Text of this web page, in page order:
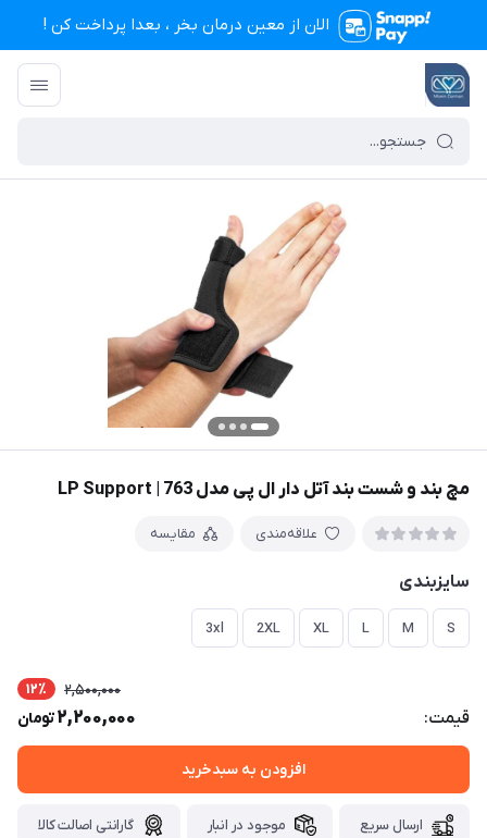
الان از معین درمان بخر ، بعدا پرداخت کن !
تجهیزات پزشکی معین درمان
مچ بند و شست بند آتل دار ال پی مدل 763 | LP Support
علاقه‌مندی مقایسه
سایزبندی
S
M
L
XL
2XL
3xl
قیمت:
2,500,000 12٪
2,200,000تومان
افزودن به سبدخرید
ارسال سریع موجود در انبار گارانتی اصالت کالا